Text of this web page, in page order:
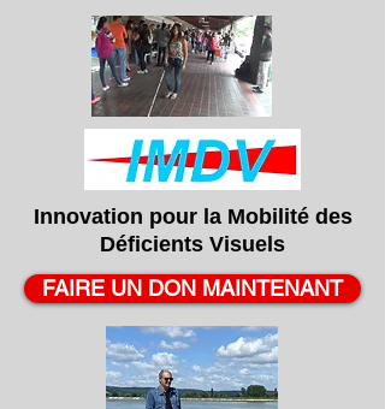
Innovation pour la Mobilitédes
Déficients Visuels
FAIRE UN DON MAINTENANT